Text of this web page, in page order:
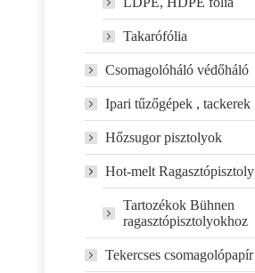
Takarófólia
Csomagolóháló védőháló
Ipari tűzőgépek , tackerek
Hőzsugor pisztolyok
Hot-melt Ragasztópisztoly
Tartozékok Bühnen
ragasztópisztolyokhoz
Tekercses csomagolópapír